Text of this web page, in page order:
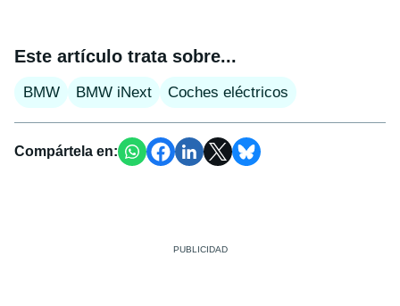
Este artículo trata sobre...
BMW BMW iNext Coches eléctricos
Compártela en: